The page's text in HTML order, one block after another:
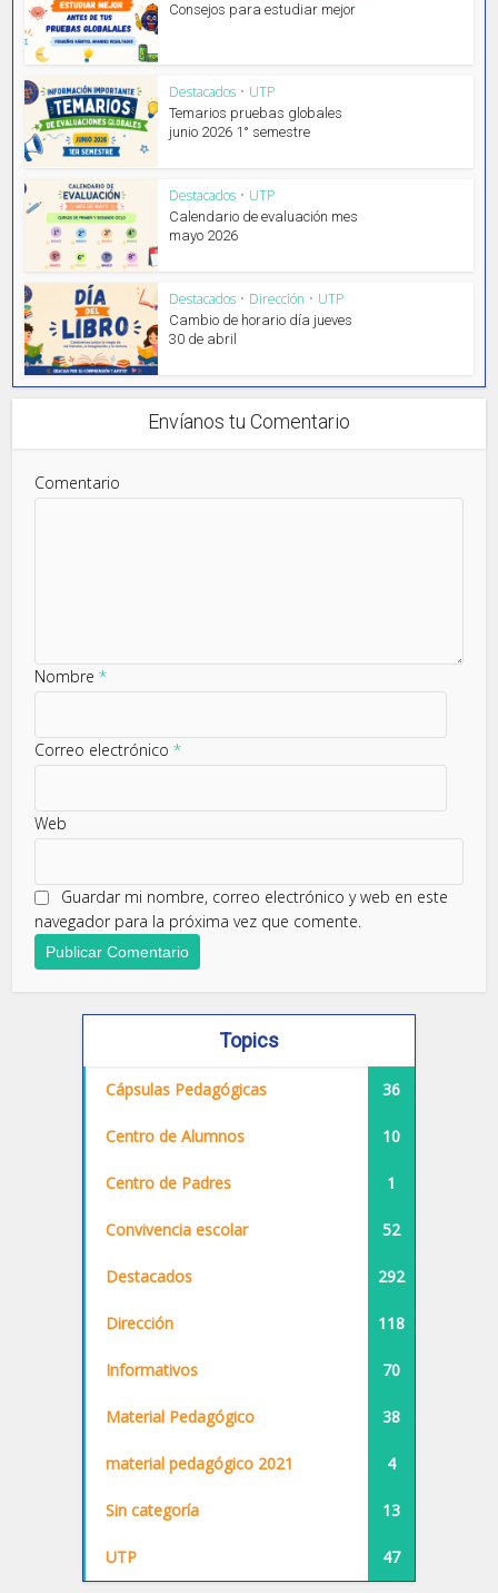
Consejos para estudiar mejor
Destacados • UTP
Temarios pruebas globales
junio 2026 1° semestre
Destacados • UTP
Calendario de evaluación mes
mayo 2026
Destacados • Dirección • UTP
Cambio de horario día jueves
30 de abril
Envíanos tu Comentario
Comentario
Nombre*
Correo electrónico*
Web
Guardar mi nombre, correo electrónico y web en este
navegador para la próxima vez que comente.
Topics
Cápsulas Pedagógicas 36
Centro de Alumnos 10
Centro de Padres 1
Convivencia escolar 52
Destacados 292
Dirección 118
Informativos 70
Material Pedagógico 38
material pedagógico 2021 4
Sin categoría 13
UTP 47